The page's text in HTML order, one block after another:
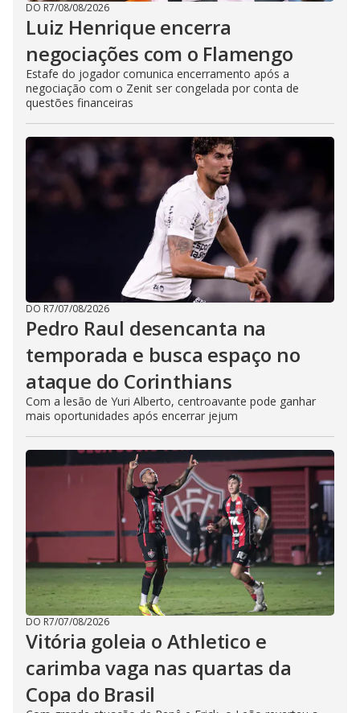
DO R7/08/08/2026
Luiz Henrique encerra
negociações com o Flamengo
Estafe do jogador comunica encerramento após a
negociação com o Zenit ser congelada por conta de
questões financeiras
DO R7/07/08/2026
Pedro Raul desencanta na
temporada e busca espaço no
ataque do Corinthians
Com a lesão de Yuri Alberto, centroavante pode ganhar
mais oportunidades após encerrar jejum
DO R7/07/08/2026
Vitória goleia o Athletico e
carimba vaga nas quartas da
Copa do Brasil